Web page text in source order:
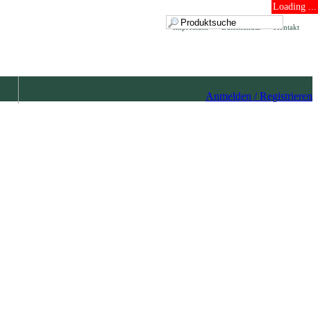
Loading ...
Kontakt
Datenschutz
Impressum
Anmelden / Registrieren